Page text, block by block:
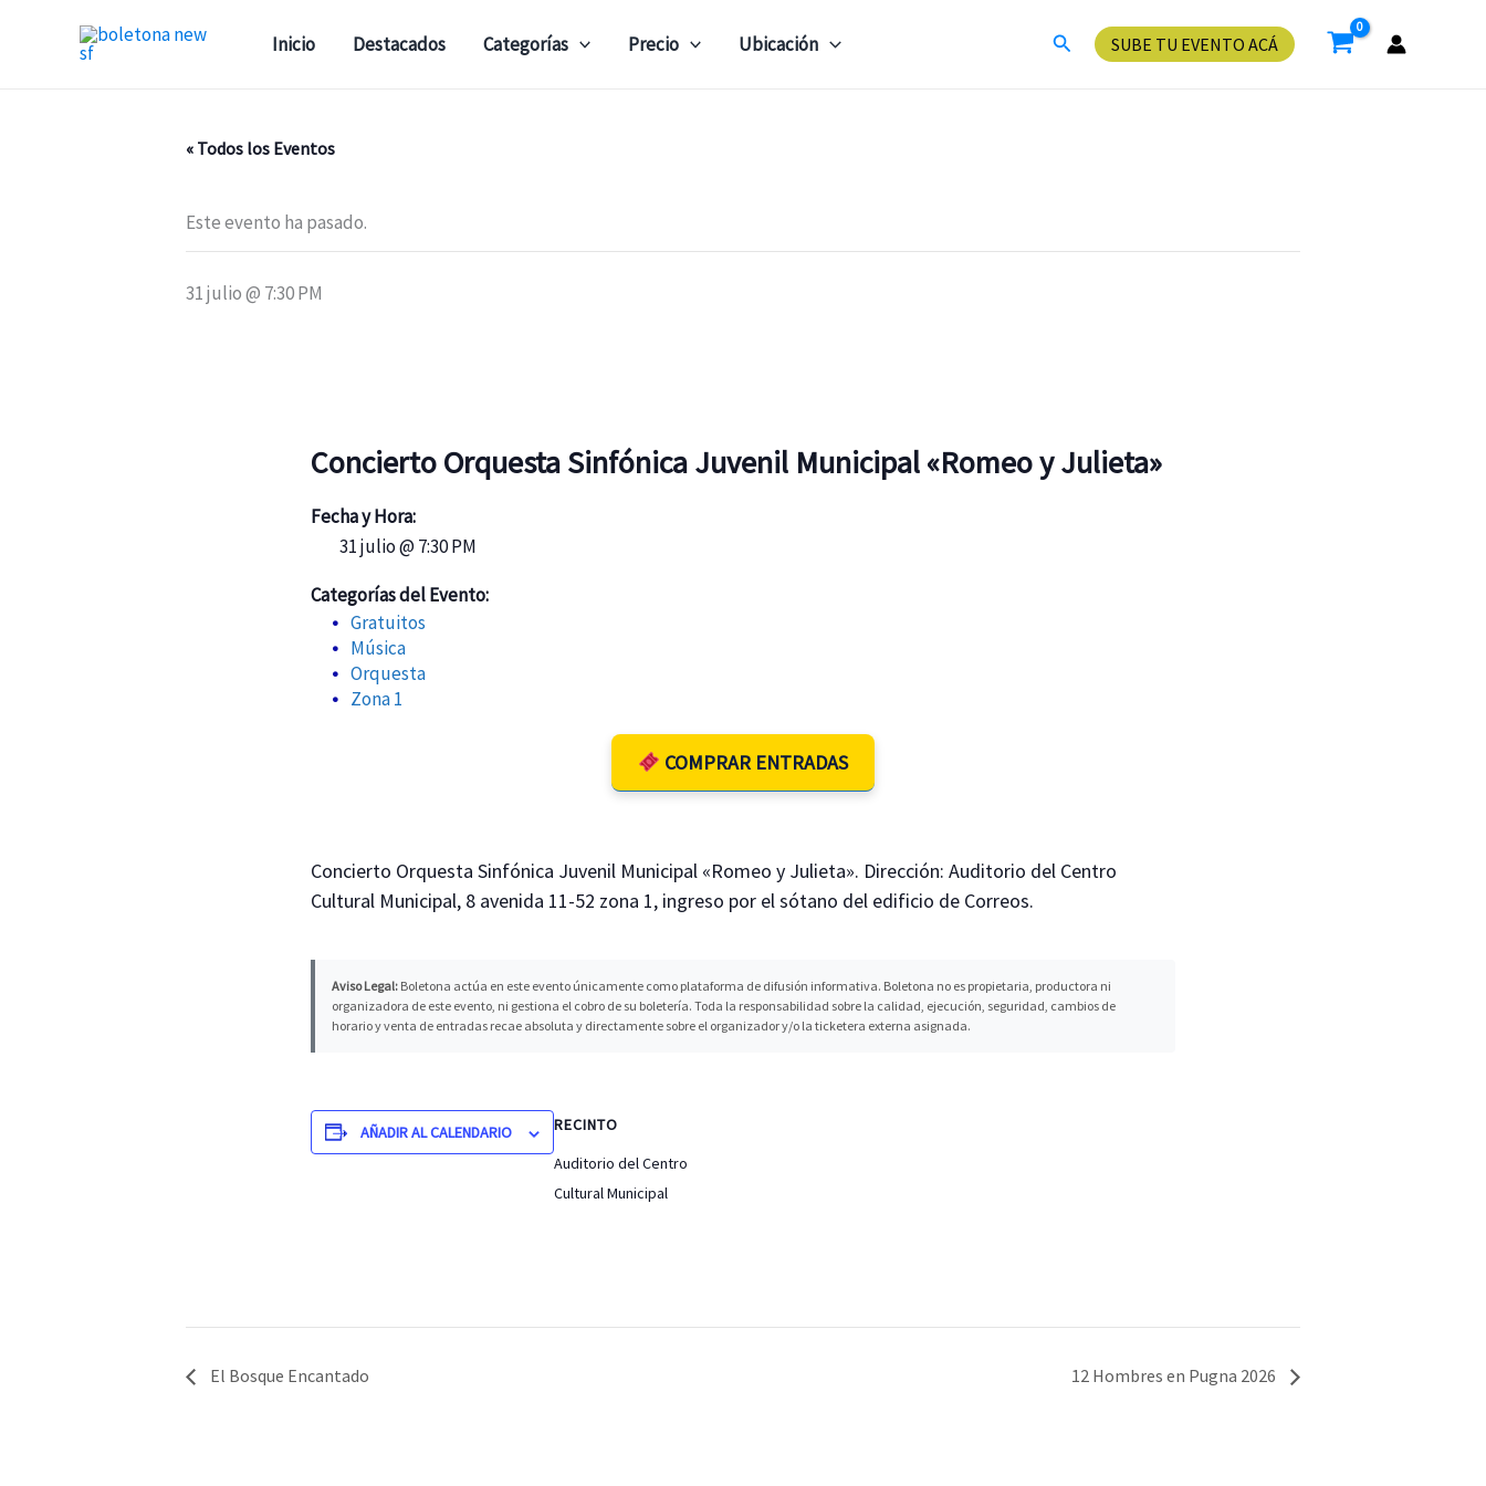
Inicio Destacados Categorías Precio Ubicación Buscar SUBE TU EVENTO ACÁ
« Todos los Eventos
Este evento ha pasado.
31 julio @ 7:30 PM
Concierto Orquesta Sinfónica Juvenil Municipal «Romeo y Julieta»
Fecha y Hora:
31 julio @ 7:30 PM
Categorías del Evento:
Gratuitos
Música
Orquesta
Zona 1
COMPRAR ENTRADAS
Concierto Orquesta Sinfónica Juvenil Municipal «Romeo y Julieta». Dirección: Auditorio del Centro
Cultural Municipal, 8 avenida 11-52 zona 1, ingreso por el sótano del edificio de Correos.
Aviso Legal: Boletona actúa en este evento únicamente como plataforma de difusión informativa. Boletona no es propietaria, productora ni
organizadora de este evento, ni gestiona el cobro de su boletería. Toda la responsabilidad sobre la calidad, ejecución, seguridad, cambios de
horario y venta de entradas recae absoluta y directamente sobre el organizador y/o la ticketera externa asignada.
AÑADIR AL CALENDARIO
RECINTO
Auditorio del Centro
Cultural Municipal
El Bosque Encantado 12 Hombres en Pugna 2026